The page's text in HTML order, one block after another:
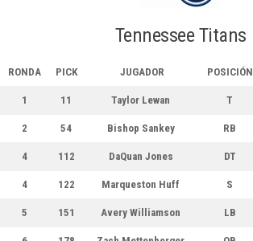
Tennessee Titans
RONDA PICK JUGADOR POSICIÓN
1 11 Taylor Lewan T
2 54 Bishop Sankey RB
4 112 DaQuan Jones DT
4 122 Marqueston Huff S
5 151 Avery Williamson LB